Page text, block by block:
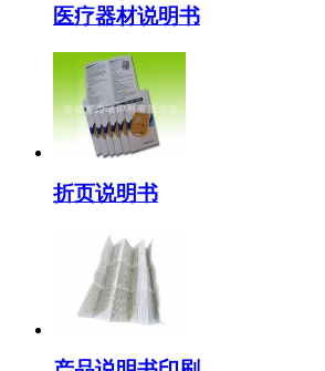
医疗器材说明书
折页说明书